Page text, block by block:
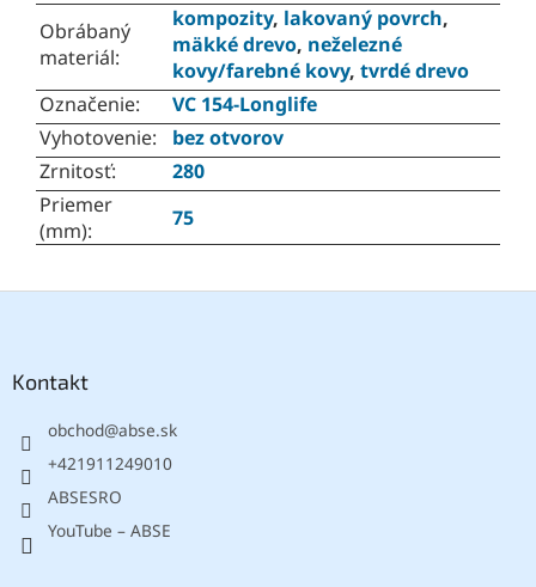
Obrábaný
materiál:
kompozity, lakovaný povrch,
mäkké drevo, neželezné
kovy/farebné kovy, tvrdé drevo
Označenie:
VC 154-Longlife
Vyhotovenie:
bez otvorov
Zrnitosť:
280
Priemer
(mm): 75
Kontakt
obchod@abse.sk
+421911249010
ABSESRO
YouTube – ABSE